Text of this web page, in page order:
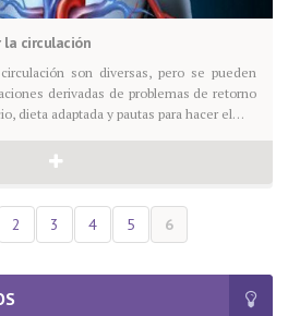
la circulación
son diversas, pero se pueden
derivadas de problemas de retorno
dieta adaptada y pautas para hacer el…
2 3 4 5 6